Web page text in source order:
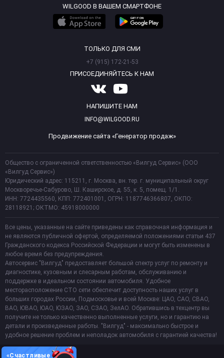
WILGOOD В ВАШЕМ СМАРТФОНЕ
ТОЛЬКО ДЛЯ СМИ
+7 (915) 172-21-53
ПРИСОЕДИНЯЙТЕСЬ К НАМ
НАПИШИТЕ НАМ
INFO@WILGOOD.RU
Продвижение сайта «Генератор продаж»
Общество с ограниченной ответственностью «Вилгуд Сервис» (ООО
«Вилгуд Сервис»)
Юридический адрес: 115211, г. Москва, вн. тер. г. муниципальный округ
Москворечье-Сабурово, Ш. Каширское, д. 55, к. 5, помещ. 1/1.
ИНН: 7724435560, КПП: 772401001, ОГРН: 1187746366807, ОКПО:
28118921; ОКТМО: 45918000000
Все цены, указанные на сайте приведены как справочная информация и
не являются публичной офертой, определяемой положениями статьи 437
Гражданского кодекса Российской Федерации и могут быть изменены в
любое время без предупреждения.
Автосервис "Вилгуд" предоставляет большой спектр услуг по ремонту и
диагностике, кузовным и слесарным работам, обслуживанию и
поддержке в идеальном состоянии автомобиля. Удобное
месторасположение СТО сети обеспечит доступность наших услуг в
больших городах России, Подмосковье и всей Москве: ЦАО, САО, СВАО,
ВАО, ЮВАО, ЮАО, ЮЗАО, ЗАО, СЗАО, ЗелАО. Обратившись в техцентр вы
получите не только качественно выполненные услуги, но и гарантию на
детали и произведенные работы. "Вилгуд" - максимально быстрое и
удобное решение проблем и неполадок автомобиля с гарантией качества!
«Счастливые